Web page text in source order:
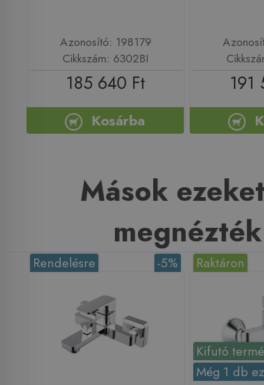
Azonosító: 198179
Cikkszám: 6302BI
185 640 Ft
Kosárba
191
Mások
megnézték
-5%
Rendelésre
Kifutó
Még 1 db
Raktáron